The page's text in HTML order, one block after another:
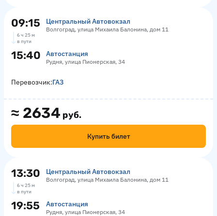
09:15 Центральный Автовокзал
Волгоград, улица Михаила Балонина, дом 11
6 ч 25 м
в пути
15:40 Автостанция
Рудня, улица Пионерская, 34
≈ 2634 руб.
Купить билет
Перевозчик:ГАЗ
13:30 Центральный Автовокзал
Волгоград, улица Михаила Балонина, дом 11
6 ч 25 м
в пути
19:55 Автостанция
Рудня, улица Пионерская, 34